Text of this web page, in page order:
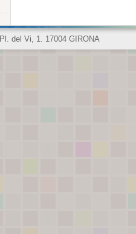
Pl. del Vi, 1. 17004 GIRONA